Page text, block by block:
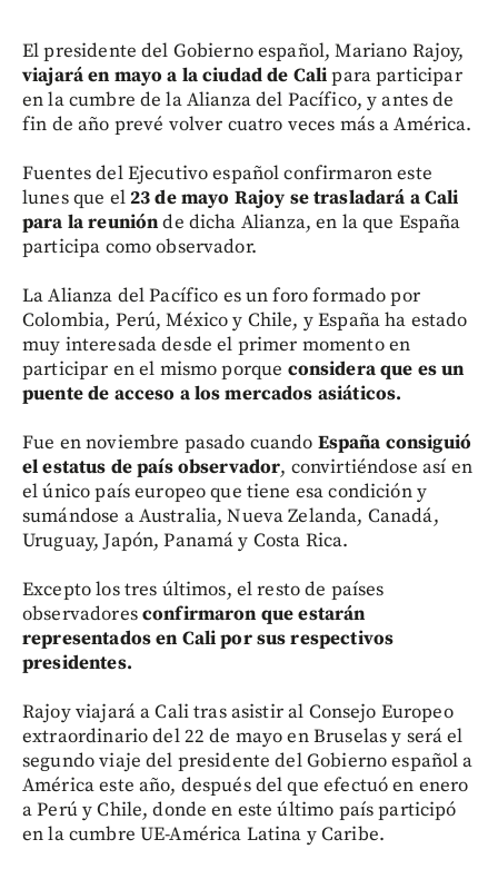
El presidente del Gobierno español, Mariano Rajoy,
viajará en mayo a la ciudad de Calipara participar
en la cumbre de la Alianza del Pacífico, y antes de
fin de año prevé volver cuatro veces más a América.
Fuentes del Ejecutivo español confirmaron este
lunes que el23 de mayo Rajoy se trasladará a Cali
para la reuniónde dicha Alianza, en la que España
participa como observador.
La Alianza del Pacífico es un foro formado por
Colombia, Perú, México y Chile, y España ha estado
muy interesada desde el primer momento en
participar en el mismo porque considera que es un
puente de acceso a los mercados asiáticos.
Fue en noviembre pasado cuando España consiguió
el estatus de país observador, convirtiéndose así en
el único país europeo que tiene esa condición y
sumándose a Australia, Nueva Zelanda, Canadá,
Uruguay, Japón, Panamá y Costa Rica.
Excepto los tres últimos, el resto de países
observadoresconfirmaron que estarán
representados en Cali por sus respectivos
presidentes.
Rajoy viajará a Cali tras asistir al Consejo Europeo
extraordinario del 22 de mayo en Bruselas y será el
segundo viaje del presidente del Gobierno español a
América este año, después del que efectuó en enero
a Perú y Chile, donde en este último país participó
en la cumbre UE-América Latina y Caribe.